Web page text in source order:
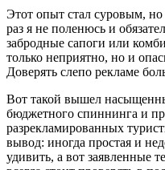
Этот опыт стал суровым,
раз я не поленюсь и
забродные сапоги или
только неприятно, но и
Доверять слепо рекламе
Вот такой вышел
бюджетного спиннинга и
разрекламированных
вывод: иногда простая и
удивить, а вот заявленные